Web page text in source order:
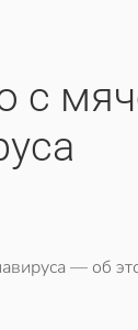
с
— об